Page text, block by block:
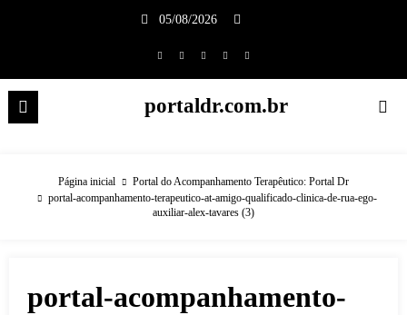
05/08/2026
portaldr.com.br
Página inicial
Portal do Acompanhamento Terapêutico: Portal Dr
portal-acompanhamento-terapeutico-at-amigo-qualificado-clinica-de-rua-ego-
auxiliar-alex-tavares (3)
portal-acompanhamento-